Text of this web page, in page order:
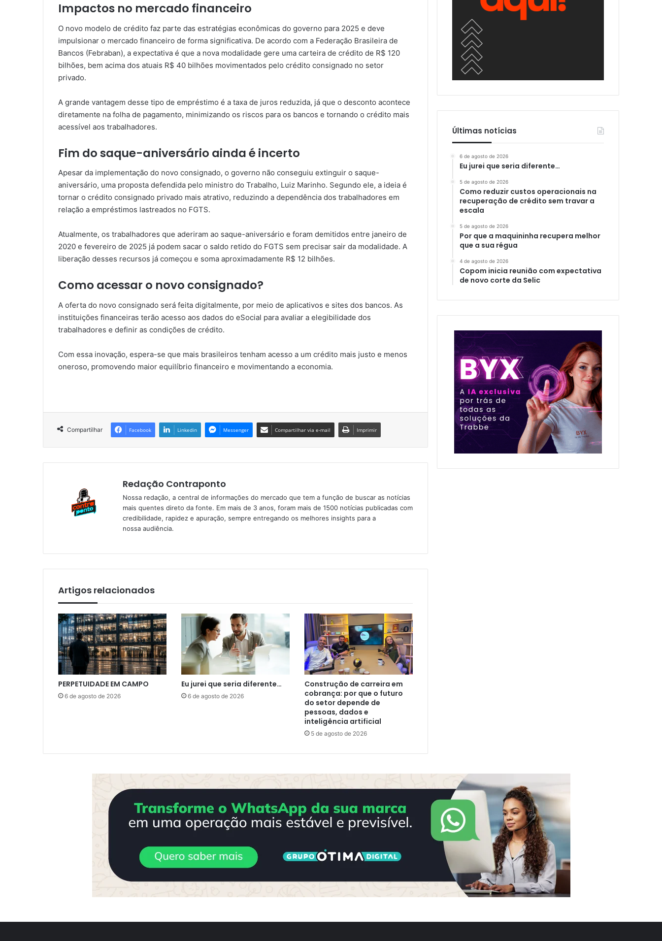
Impactos no mercado financeiro
O novo modelo de crédito faz parte das estratégias econômicas do governo para 2025 e deve
impulsionar o mercado financeiro de forma significativa. De acordo com a Federação Brasileira de
Bancos (Febraban), a expectativa é que a nova modalidade gere uma carteira de crédito de R$ 120
bilhões, bem acima dos atuais R$ 40 bilhões movimentados pelo crédito consignado no setor
privado.
A grande vantagem desse tipo de empréstimo é a taxa de juros reduzida, já que o desconto acontece
diretamente na folha de pagamento, minimizando os riscos para os bancos e tornando o crédito mais
acessível aos trabalhadores.
Fim do saque-aniversário ainda é incerto
Apesar da implementação do novo consignado, o governo não conseguiu extinguir o saque-
aniversário, uma proposta defendida pelo ministro do Trabalho, Luiz Marinho. Segundo ele, a ideia é
tornar o crédito consignado privado mais atrativo, reduzindo a dependência dos trabalhadores em
relação a empréstimos lastreados no FGTS.
Atualmente, os trabalhadores que aderiram ao saque-aniversário e foram demitidos entre janeiro de
2020 e fevereiro de 2025 já podem sacar o saldo retido do FGTS sem precisar sair da modalidade. A
liberação desses recursos já começou e soma aproximadamente R$ 12 bilhões.
Como acessar o novo consignado?
A oferta do novo consignado será feita digitalmente, por meio de aplicativos e sites dos bancos. As
instituições financeiras terão acesso aos dados do eSocial para avaliar a elegibilidade dos
trabalhadores e definir as condições de crédito.
Com essa inovação, espera-se que mais brasileiros tenham acesso a um crédito mais justo e menos
oneroso, promovendo maior equilíbrio financeiro e movimentando a economia.
Compartilhar Facebook Linkedin Messenger Compartilhar via e-mail Imprimir
Redação Contraponto
Nossa redação, a central de informações do mercado que tem a função de buscar as notícias
mais quentes direto da fonte. Em mais de 3 anos, foram mais de 1500 notícias publicadas com
credibilidade, rapidez e apuração, sempre entregando os melhores insights para a
nossa audiência.
Artigos relacionados
PERPETUIDADE EM CAMPO
6 de agosto de 2026
Eu jurei que seria diferente…
6 de agosto de 2026
Construção de carreira em
cobrança: por que o futuro
do setor depende de
pessoas, dados e
inteligência artificial
5 de agosto de 2026
Últimas notícias
6 de agosto de 2026
Eu jurei que seria diferente…
5 de agosto de 2026
Como reduzir custos operacionais na
recuperação de crédito sem travar a
escala
5 de agosto de 2026
Por que a maquininha recupera melhor
que a sua régua
4 de agosto de 2026
Copom inicia reunião com expectativa
de novo corte da Selic